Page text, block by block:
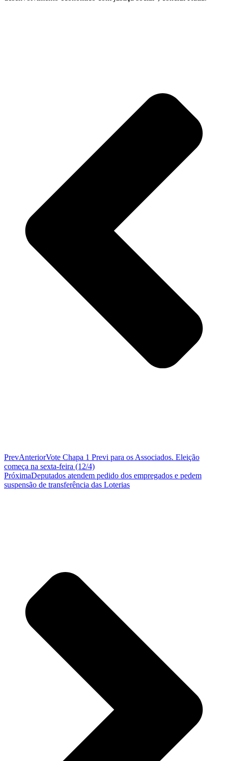
PrevAnteriorVote Chapa 1 Previ para os Associados. Eleição
começa na sexta-feira (12/4)
PróximaDeputados atendem pedido dos empregados e pedem
suspensão de transferência das Loterias